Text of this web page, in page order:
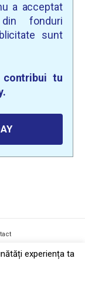
a acceptat
fonduri
sunt
tu
experiența ta